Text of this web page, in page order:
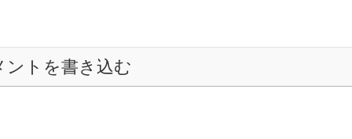
ントを書き込む